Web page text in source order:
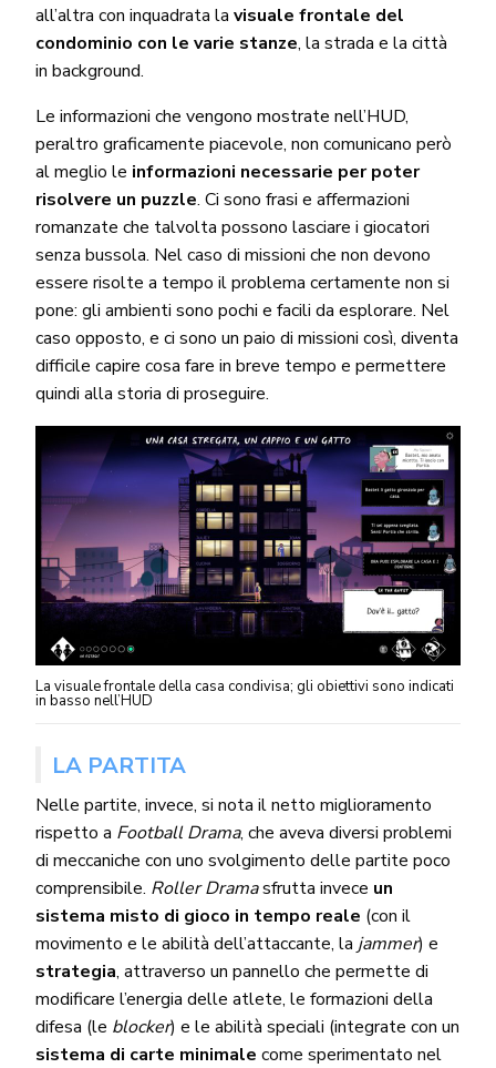
all’altra con inquadrata la visuale frontale del
condominio con le varie stanze, la strada e la città
in background.
Le informazioni che vengono mostrate nell’HUD,
peraltro graficamente piacevole, non comunicano però
al meglio le informazioni necessarie per poter
risolvere un puzzle. Ci sono frasi e affermazioni
romanzate che talvolta possono lasciare i giocatori
senza bussola. Nel caso di missioni che non devono
essere risolte a tempo il problema certamente non si
pone: gli ambienti sono pochi e facili da esplorare. Nel
caso opposto, e ci sono un paio di missioni così, diventa
difficile capire cosa fare in breve tempo e permettere
quindi alla storia di proseguire.
La visuale frontale della casa condivisa; gli obiettivi sono indicati
in basso nell’HUD
LA PARTITA
Nelle partite, invece, si nota il netto miglioramento
rispetto a Football Drama, che aveva diversi problemi
di meccaniche con uno svolgimento delle partite poco
comprensibile. Roller Dramasfrutta invece un
sistema misto di gioco in tempo reale (con il
movimento e le abilità dell’attaccante, la jammer) e
strategia, attraverso un pannello che permette di
modificare l’energia delle atlete, le formazioni della
difesa (le blocker) e le abilità speciali (integrate con un
sistema di carte minimale come sperimentato nel